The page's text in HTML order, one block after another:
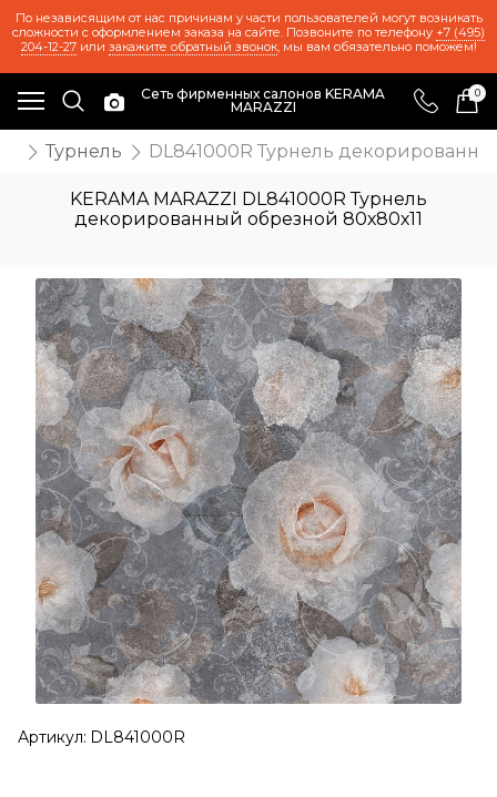
По независящим от нас причинам у части пользователей могут возникать
сложности с оформлением заказа на сайте. Позвоните по телефону +7 (495)
204-12-27или закажите обратный звонок, мы вам обязательно поможем!
Сеть фирменных салонов KERAMA
MARAZZI
0
Турнель DL841000R Турнель
KERAMA MARAZZI DL841000R Турнель
декорированный обрезной 80х80х11
Артикул: DL841000R